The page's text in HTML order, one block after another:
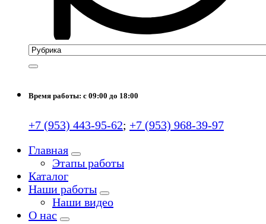
Время работы: с 09:00 до 18:00
+7 (953) 443-95-62; +7 (953) 968-39-97
Главная
Этапы работы
Каталог
Наши работы
Наши видео
О нас